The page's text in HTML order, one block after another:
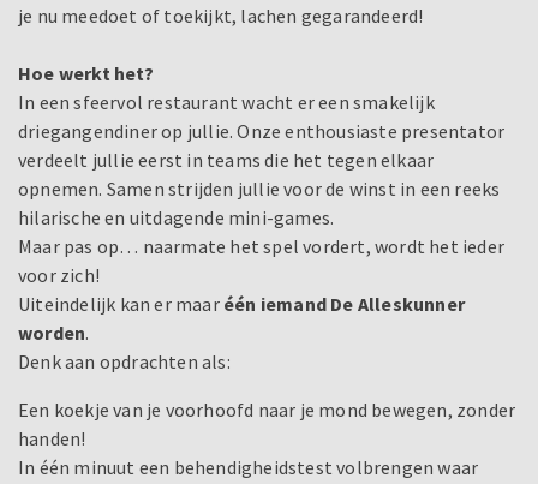
je nu meedoet of toekijkt, lachen gegarandeerd!
Hoe werkt het?
In een sfeervol restaurant wacht er een smakelijk
driegangendiner op jullie. Onze enthousiaste presentator
verdeelt jullie eerst in teams die het tegen elkaar
opnemen. Samen strijden jullie voor de winst in een reeks
hilarische en uitdagende mini-games.
Maar pas op… naarmate het spel vordert, wordt het ieder
voor zich!
Uiteindelijk kan er maar één iemand De Alleskunner
worden.
Denk aan opdrachten als:
Een koekje van je voorhoofd naar je mond bewegen, zonder
handen!
In één minuut een behendigheidstest volbrengen waar